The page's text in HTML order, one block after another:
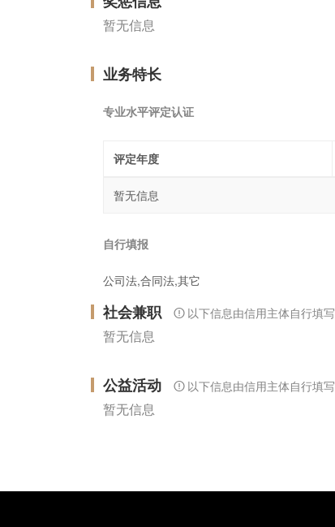
暂无信息
业务特长
专业水平评定认证
评定年度
暂无信息
自行填报
公司法,合同法,其它
社会兼职 以下信息由信用主体自行填写
暂无信息
公益活动 以下信息由信用主体自行填写
暂无信息